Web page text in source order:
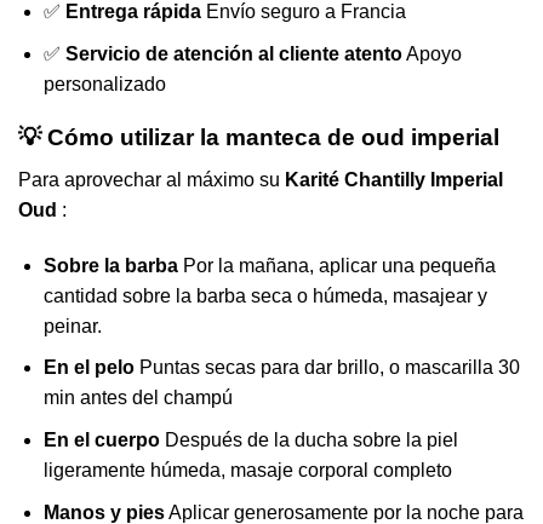
✅ Entrega rápidaEnvío seguro a Francia
✅ Servicio de atención al cliente atentoApoyo
personalizado
💡 Cómo utilizar la manteca de oud imperial
Para aprovechar al máximo su Karité Chantilly Imperial
Oud :
Sobre la barbaPor la mañana, aplicar una pequeña
cantidad sobre la barba seca o húmeda, masajear y
peinar.
En el peloPuntas secas para dar brillo, o mascarilla 30
min antes del champú
En el cuerpoDespués de la ducha sobre la piel
ligeramente húmeda, masaje corporal completo
Manos y piesAplicar generosamente por la noche para